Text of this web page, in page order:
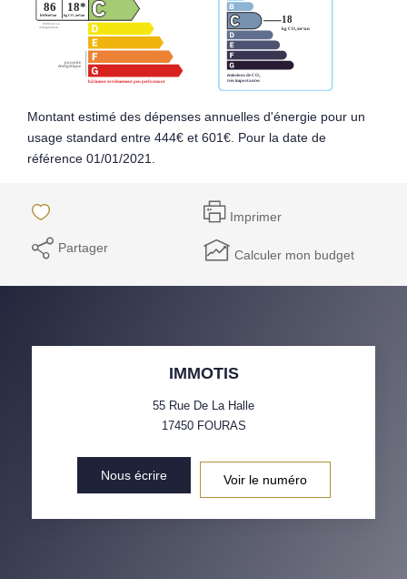
Montant estimé des dépenses annuelles d'énergie pour un
usage standard entre 444€ et 601€. Pour la date de
référence 01/01/2021.
Imprimer
Partager Calculer mon budget
IMMOTIS
55 Rue De La Halle
17450 FOURAS
Nous écrire Voir le numéro